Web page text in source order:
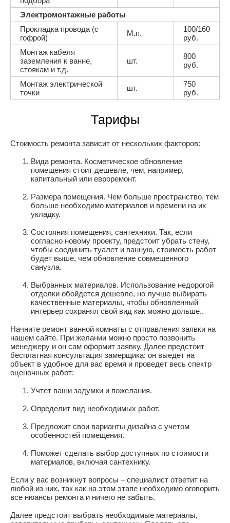
Электромонтажные работы
Прокладка провода (с
гофрой)
М.п.
100/160
руб.
Монтаж кабеля
заземления к ванне,
стоякам и т.д.
шт.
800
руб.
Монтаж электрической
точки
шт.
750
руб.
Тарифы
Стоимость ремонта зависит от нескольких факторов:
Вида ремонта. Косметическое обновление
помещения стоит дешевле, чем, например,
капитальный или евроремонт.
Размера помещения. Чем больше пространство, тем
больше необходимо материалов и времени на их
укладку.
Состояния помещения, сантехники. Так, если
согласно новому проекту, предстоит убрать стену,
чтобы соединить туалет и ванную, стоимость работ
будет выше, чем обновление совмещенного
санузла.
Выбранных материалов. Использование недорогой
отделки обойдется дешевле, но лучше выбирать
качественные материалы, чтобы обновленный
интерьер сохранял свой вид как можно дольше..
Начните ремонт ванной комнаты с отправления заявки на
нашем сайте. При желании можно просто позвонить
менеджеру и он сам оформит заявку. Далее предстоит
бесплатная консультация замерщика: он выедет на
объект в удобное для вас время и проведет весь спектр
оценочных работ:
Учтет ваши задумки и пожелания.
Определит вид необходимых работ.
Предложит свои варианты дизайна с учетом
особенностей помещения.
Поможет сделать выбор доступных по стоимости
материалов, включая сантехнику.
Если у вас возникнут вопросы – специалист ответит на
любой из них, так как на этом этапе необходимо оговорить
все нюансы ремонта и ничего не забыть.
Далее предстоит выбрать необходимые материалы,